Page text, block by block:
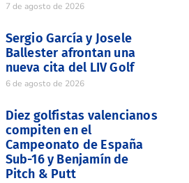
7 de agosto de 2026
Sergio García y Josele
Ballester afrontan una
nueva cita del LIV Golf
6 de agosto de 2026
Diez golfistas valencianos
compiten en el
Campeonato de España
Sub-16 y Benjamín de
Pitch & Putt